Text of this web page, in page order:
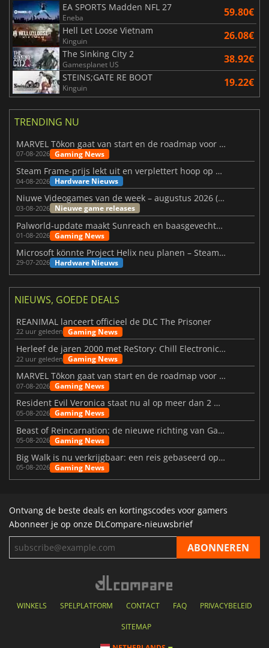
EA SPORTS Madden NFL 27
Eneba 59.80€
Hell Let Loose Vietnam
Kinguin 26.08€
The Sinking City 2
Gamesplanet US 38.92€
STEINS;GATE RE BOOT
Kinguin 19.22€
TRENDING NU
MARVEL Tōkon gaat van start en de roadmap voor jaar 1 is bekendgemaakt
07-08-2026 Gaming News
Steam Frame-prijs lekt uit en verplettert hoop op betaalbare VR
04-08-2026 Hardware Nieuws
Niuwe Videogames van de week – augustus 2026 (week 32)
03-08-2026 Nieuwe game releases
Palworld-update maakt Sunreach en baasgevechten stabieler
01-08-2026 Gaming News
Microsoft könnte Project Helix neu planen – Steam-Support wackelt
29-07-2026 Hardware Nieuws
NIEUWS, GOEDE DEALS
REANIMAL lanceert officieel de DLC The Prisoner
22 uur geleden Gaming News
Herleef de jaren 2000 met ReStory: Chill Electronics Repairs
22 uur geleden Gaming News
MARVEL Tōkon gaat van start en de roadmap voor jaar 1 is bekendgemaakt
07-08-2026 Gaming News
Resident Evil Veronica staat nu al op meer dan 2 miljoen verlanglijstjes
05-08-2026 Gaming News
Beast of Reincarnation: de nieuwe richting van Game Freak
05-08-2026 Gaming News
Big Walk is nu verkrijgbaar: een reis gebaseerd op vriendschap
05-08-2026 Gaming News
Ontvang de beste deals en kortingscodes voor gamers
Abonneer je op onze DLCompare-nieuwsbrief
WINKELS SPELPLATFORM CONTACT FAQ PRIVACYBELEID
SITEMAP